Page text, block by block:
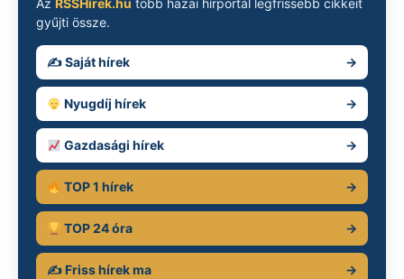
Az RSSHírek.hu több hazai hírportál legfrissebb cikkeit
gyűjti össze.
✍️ Saját hírek →
Nyugdíj hírek →
Gazdasági hírek →
TOP 1 hírek →
TOP 24 óra →
✍️ Friss hírek ma →